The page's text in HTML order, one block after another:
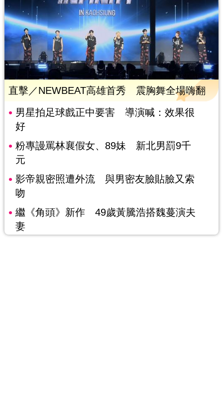
直擊／NEWBEAT高雄首秀 震胸舞全場嗨翻
男星拍足球戲正中要害 導演喊：效果很
好
粉專謾罵林襄假女、89妹 新北男罰9千
元
影帝親密照遭外流 與男密友臉貼臉又索
吻
繼《角頭》新作 49歲黃騰浩搭魏蔓演夫
妻